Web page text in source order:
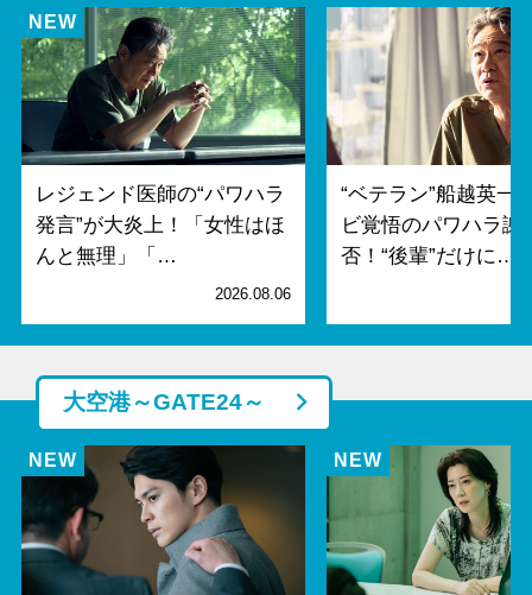
レジェンド医師の“パワハラ
発言”が大炎上！「女性はほ
んと無理」「…
2026.08.06
“ベテラン”船越英一
ビ覚悟のパワハラ謝
否！“後輩”だけに…
大空港～GATE24～